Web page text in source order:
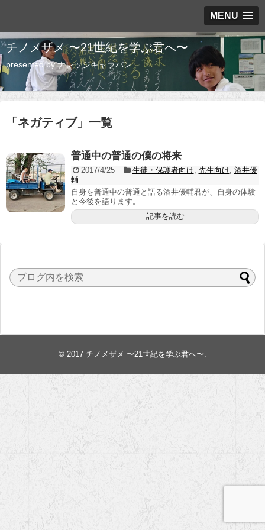
MENU
チノメザメ 〜21世紀を学ぶ君へ〜
presented by ナレッジキャラバン
「 ネガティブ」 一覧
普通中の普通の僕の将来
2017/4/25 生徒・保護者向け 先生向け 酒井優
輔
自身を普通中の普通と語る酒井優輔君が、自身の体験
と今後を語ります。
記事を読む
© 2017 チノメザメ 〜21世紀を学ぶ君へ〜